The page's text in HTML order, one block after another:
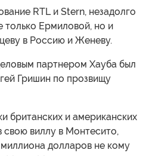
RTL и Stern, незадолго
только Ермиловой, но и
в Россию и Женеву.
партнером Хауба был
Гришин по прозвищу
британских и американских
свою виллу в Монтесито,
долларов не кому